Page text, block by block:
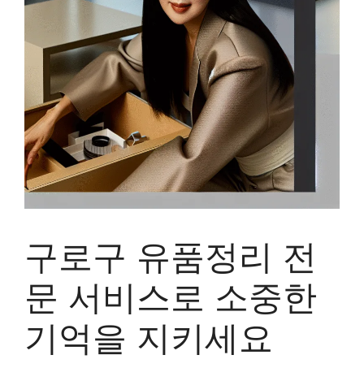
구로구 유품정리 전
문 서비스로 소중한
기억을 지키세요